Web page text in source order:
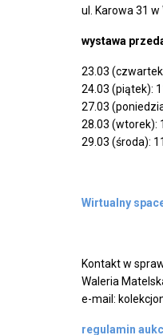
ul. Karowa 31
wystawa
23.03
24.03 (piątek):
27.03
28.03 (wtorek):
29.03 (środa):
Wirtualny
Kontakt w
Waleria
e-mail:
regulamin